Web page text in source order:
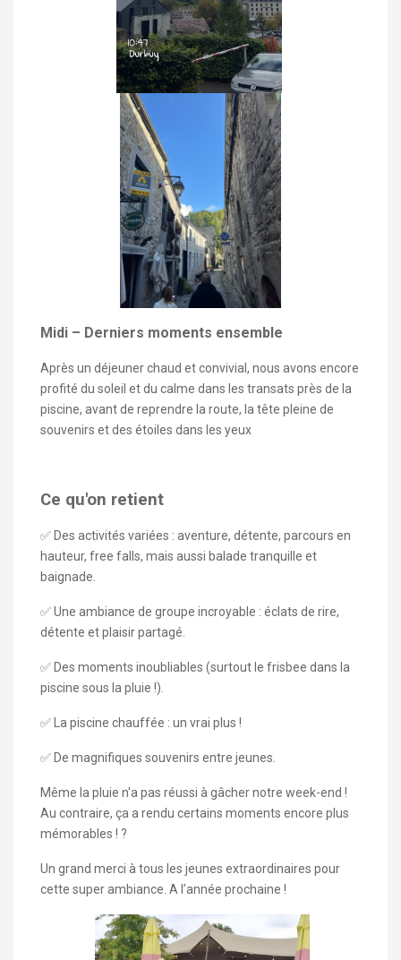
Midi – Derniers moments ensemble
Après un déjeuner chaud et convivial, nous avons encore
profité du soleil et du calme dans les transats près de la
piscine, avant de reprendre la route, la tête pleine de
souvenirs et des étoiles dans les yeux
Ce qu'on retient
✅ Des activités variées : aventure, détente, parcours en
hauteur, free falls, mais aussi balade tranquille et
baignade.
✅ Une ambiance de groupe incroyable : éclats de rire,
détente et plaisir partagé.
✅ Des moments inoubliables (surtout le frisbee dans la
piscine sous la pluie !).
✅ La piscine chauffée : un vrai plus !
✅ De magnifiques souvenirs entre jeunes.
Même la pluie n'a pas réussi à gâcher notre week-end !
Au contraire, ça a rendu certains moments encore plus
mémorables ! ?
Un grand merci à tous les jeunes extraordinaires pour
cette super ambiance. A l’année prochaine !